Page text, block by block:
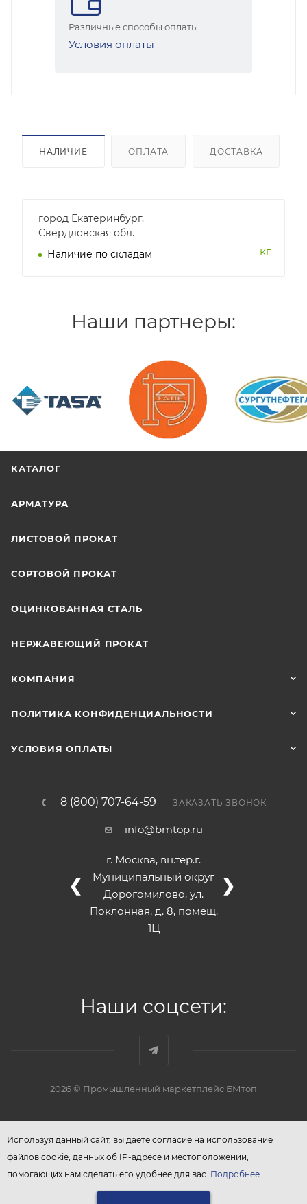
Различные способы оплаты
Условия оплаты
НАЛИЧИЕ ОПЛАТА ДОСТАВКА
город Екатеринбург,
Свердловская обл.
Наличие по складам
кг
Наши партнеры:
КАТАЛОГ
АРМАТУРА
ЛИСТОВОЙ ПРОКАТ
СОРТОВОЙ ПРОКАТ
ОЦИНКОВАННАЯ СТАЛЬ
НЕРЖАВЕЮЩИЙ ПРОКАТ
КОМПАНИЯ
ПОЛИТИКА КОНФИДЕНЦИАЛЬНОСТИ
УСЛОВИЯ ОПЛАТЫ
8 (800) 707-64-59 ЗАКАЗАТЬ ЗВОНОК
info@bmtop.ru
г. Москва, вн.тер.г.
Муниципальный округ
Дорогомилово, ул.
Поклонная, д. 8, помещ.
1Ц
❮ ❯
Наши соцсети:
2026 © Промышленный маркетплейс БМтоп
Используя данный сайт, вы даете согласие на использование
файлов cookie, данных об IP-адресе и местоположении,
помогающих нам сделать его удобнее для вас. Подробнее